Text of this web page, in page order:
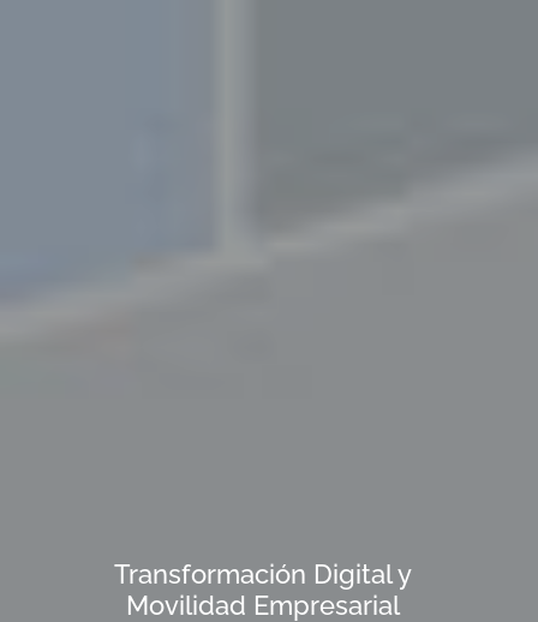
Transformación Digital y
Movilidad Empresarial